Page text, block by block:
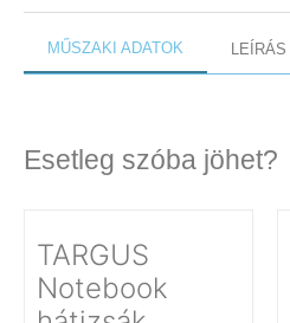
MŰSZAKI ADATOK LEÍRÁS
Esetleg szóba jöhet?
TARGUS
Notebook